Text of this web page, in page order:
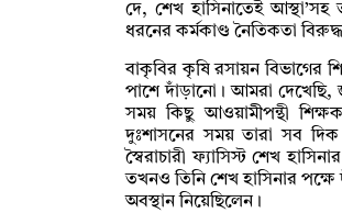
দে, শেখ হাসিনাতেই
ধরনের কর্মকাণ্ড নৈতিকতা
বাকৃবির কৃষি রসায়ন বিভাগের
পাশে দাঁড়ানো। আমরা দেখেছি,
সময় কিছু আওয়ামীপন্থী শিক্ষক
দুঃশাসনের সময় তারা সব
স্বৈরাচারী ফ্যাসিস্ট শেখ
তখনও তিনি শেখ হাসিনার পক্ষে
অবস্থান নিয়েছিলেন।